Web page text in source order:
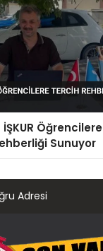
Öğrencilere
Sunuyor
Adresi